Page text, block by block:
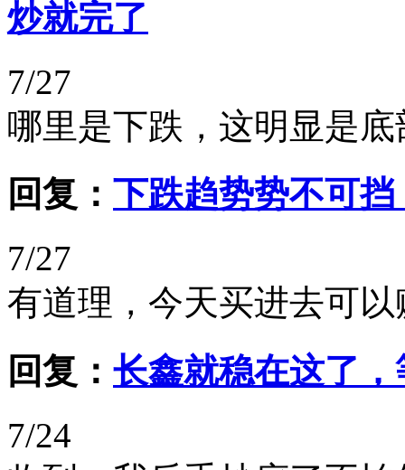
炒就完了
7/27
哪里是下跌，这明显是底
回复： 下跌趋势势不可
7/27
有道理，今天买进去可
回复： 长鑫就稳在这了
7/24